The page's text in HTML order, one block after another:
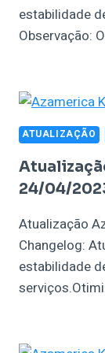
estabilidade
Observação:
ATUALIZAÇÃO
24/04/
Atualização
Changelog:
estabilidade